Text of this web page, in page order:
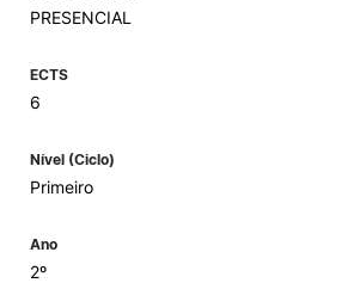
PRESENCIAL
ECTS
6
Nível (Ciclo)
Primeiro
Ano
2º